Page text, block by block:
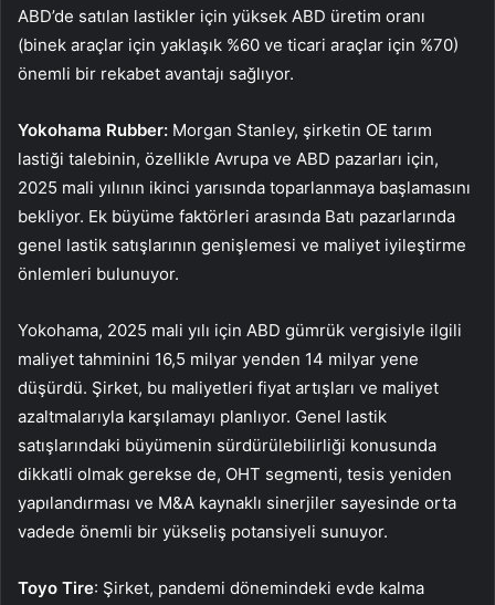
ABD’de satılan lastikler için yüksek ABD üretim oranı
(binek araçlar için yaklaşık %60 ve ticari araçlar için %70)
önemli bir rekabet avantajı sağlıyor.
Yokohama Rubber: Morgan Stanley, şirketin OE tarım
lastiği talebinin, özellikle Avrupa ve ABD pazarları için,
2025 mali yılının ikinci yarısında toparlanmaya başlamasını
bekliyor. Ek büyüme faktörleri arasında Batı pazarlarında
genel lastik satışlarının genişlemesi ve maliyet iyileştirme
önlemleri bulunuyor.
Yokohama, 2025 mali yılı için ABD gümrük vergisiyle ilgili
maliyet tahminini 16,5 milyar yenden 14 milyar yene
düşürdü. Şirket, bu maliyetleri fiyat artışları ve maliyet
azaltmalarıyla karşılamayı planlıyor. Genel lastik
satışlarındaki büyümenin sürdürülebilirliği konusunda
dikkatli olmak gerekse de, OHT segmenti, tesis yeniden
yapılandırması ve M&A kaynaklı sinerjiler sayesinde orta
vadede önemli bir yükseliş potansiyeli sunuyor.
Toyo Tire: Şirket, pandemi dönemindeki evde kalma